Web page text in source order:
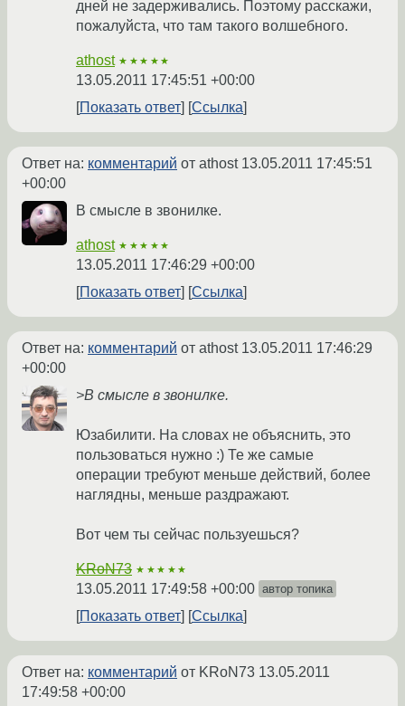
дней не задерживались. Поэтому расскажи,
пожалуйста, что там такого волшебного.
athost ★★★★★
13.05.2011 17:45:51 +00:00
Показать ответ
Ссылка
Ответ на: комментарий от athost 13.05.2011 17:45:51
+00:00
В смысле в звонилке.
athost ★★★★★
13.05.2011 17:46:29 +00:00
Показать ответ
Ссылка
Ответ на: комментарий от athost 13.05.2011 17:46:29
+00:00
>В смысле в звонилке.
Юзабилити. На словах не объяснить, это
пользоваться нужно :) Те же самые
операции требуют меньше действий, более
наглядны, меньше раздражают.
Вот чем ты сейчас пользуешься?
KRoN73 ★★★★★
13.05.2011 17:49:58 +00:00 автор топика
Показать ответ Ссылка
Ответ на: комментарий от KRoN73 13.05.2011
17:49:58 +00:00